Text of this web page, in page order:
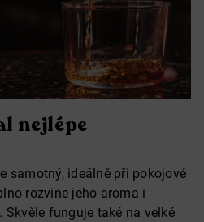
nejlépe
samotný, ideálně při pokojové
rozvine jeho aroma i
funguje také na velké